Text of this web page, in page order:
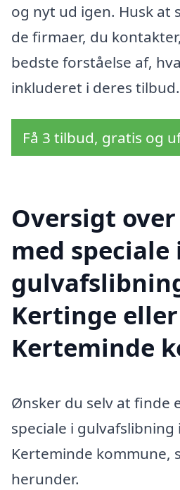
og nyt ud igen. Husk at
de firmaer, du
bedste forståelse af,
inkluderet i deres tilbud.
Få 3 tilbud, gratis og
Oversigt
med speciale
Kertinge
Kerteminde
Ønsker du selv at finde
speciale i
Kerteminde kommune,
herunder.